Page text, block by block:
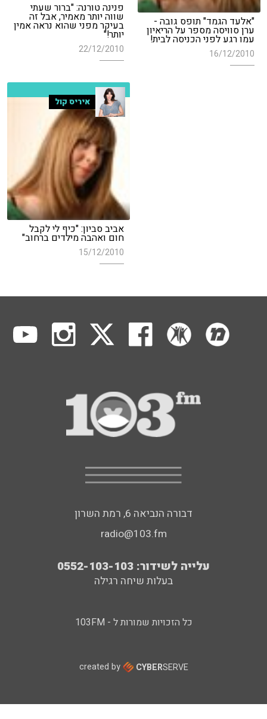
פנינה טורנה: "ברור שעתי
שווה יותר מאמיר, אבל זה
בעיקר מפני שהוא נראה אמין
יותר!"
22/12/2010
"אלעד הגמד" תופס גובה -
ערן סוויסה מספר על הריאיון
עמו רגע לפני הכניסה לבית!
16/12/2010
איריס קול
אביב סביון: "כיף לי לקבל
חום ואהבה מילדים ברחוב"
15/12/2010
דבורה הנביאה 6, רמת השרון
radio@103.fm
עלייה לשידור: 0552-103-103
בעלות שיחה רגילה
כל הזכויות שמורות ל - 103FM
created by CYBERSERVE